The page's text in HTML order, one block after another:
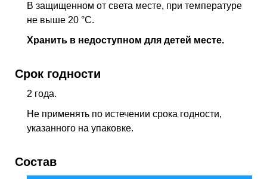
В защищенном от света месте, при температуре
не выше 20 °C.
Хранить в недоступном для детей месте.
Срок годности
2 года.
Не применять по истечении срока годности,
указанного на упаковке.
Состав